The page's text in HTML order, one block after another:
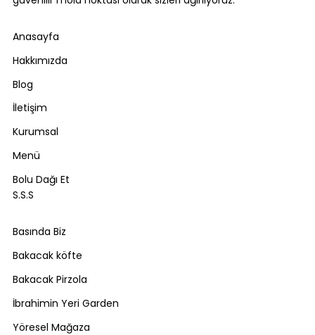
Anasayfa
Hakkımızda
Blog
İletişim
Kurumsal
Menü
Bolu Dağı Et
S.S.S
Basında Biz
Bakacak köfte
Bakacak Pirzola
İbrahimin Yeri Garden
Yöresel Mağaza